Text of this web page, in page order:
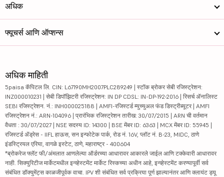
अधिक
फ्यूचर्स आणि ऑप्शन्स
अधिक माहिती
5paisa कॅपिटल लि. CIN: L67190MH2007PLC289249 | स्टॉक ब्रोकर सेबी रजिस्ट्रेशन:
INZ000010231 | सेबी डिपॉझिटरी रजिस्ट्रेशन: IN DP CDSL: IN-DP-192-2016 | रिसर्च ॲनालिस्ट
SEBI रजिस्ट्रेशन. नं.: INH000025188 | AMFI-रजिस्टर्ड म्युच्युअल फंड डिस्ट्रीब्यूटर | AMFI
रजिस्ट्रेशन नं.: ARN-104096 | प्रारंभिक रजिस्ट्रेशन तारीख: 30/07/2015 | ARN ची वर्तमान
वैधता : 30/07/2027 | NSE सदस्य ID: 14300 | BSE मेंबर ID: 6363 | MCX मेंबर ID: 55945 |
रजिस्टर्ड ॲड्रेस - IIFL हाऊस, सन इन्फोटेक पार्क, रोड नं. 16V, प्लॉट नं. B-23, MIDC, ठाणे
इंडस्ट्रियल एरिया, वागळे इस्टेट, ठाणे, महाराष्ट्र - 400604
*ब्रोकरेज फ्लॅट फी/अंमलात आणलेल्या ऑर्डरच्या आधारावर आकारले जाईल आणि टक्केवारी आधारावर
नाही. सिक्युरिटीज मार्केटमधील इन्व्हेस्टमेंट मार्केट रिस्कच्या अधीन आहे, इन्व्हेस्टमेंट करण्यापूर्वी सर्व
संबंधित डॉक्युमेंट्स काळजीपूर्वक वाचा. IPV शी संबंधित सर्व प्रक्रिया पूर्ण झाल्यानंतर आणि क्लायंट ड्यू